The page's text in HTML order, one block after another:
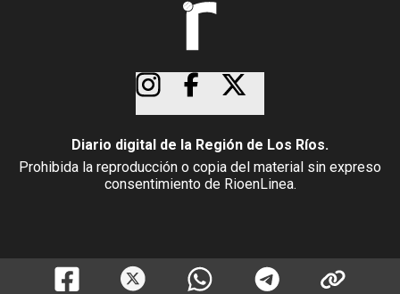
Diario digital de la Región de Los Ríos.
Prohibida la reproducción o copia del material sin expreso
consentimiento de RioenLinea.